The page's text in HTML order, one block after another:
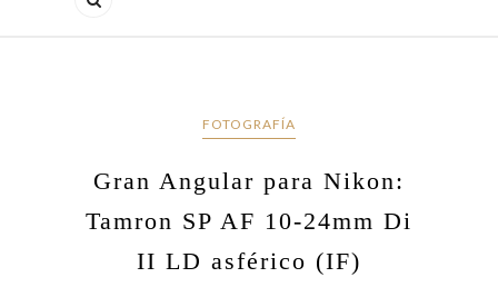
FOTOGRAFÍA
Gran Angular para Nikon:
Tamron SP AF 10-24mm Di
II LD asférico (IF)